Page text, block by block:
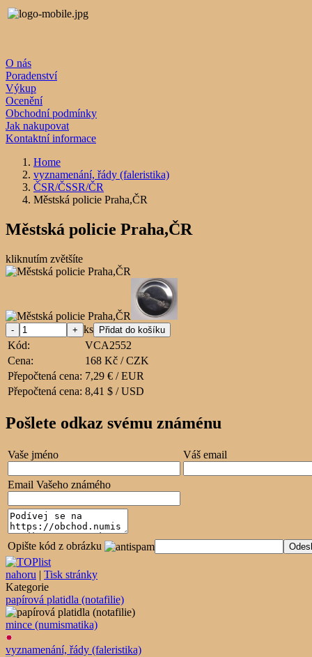
O nás
Poradenství
Výkup
Ocenění
Obchodní podmínky
Jak nakupovat
Kontaktní informace
Home
vyznamenání, řády (faleristika)
ČSR/ČSSR/ČR
Městská policie Praha,ČR
Městská policie Praha,ČR
kliknutím zvětšíte
ks
Kód:
VCA2552
Cena:
168 Kč / CZK
Přepočtená cena: 7,29 € / EUR
Přepočtená cena: 8,41 $ / USD
Pošlete odkaz svému známénu
Vaše jméno Váš email
Email Vašeho známého
Opište kód z obrázku
nahoru | Tisk stránky
Kategorie
papírová platidla (notafilie)
mince (numismatika)
vyznamenání, řády (faleristika)